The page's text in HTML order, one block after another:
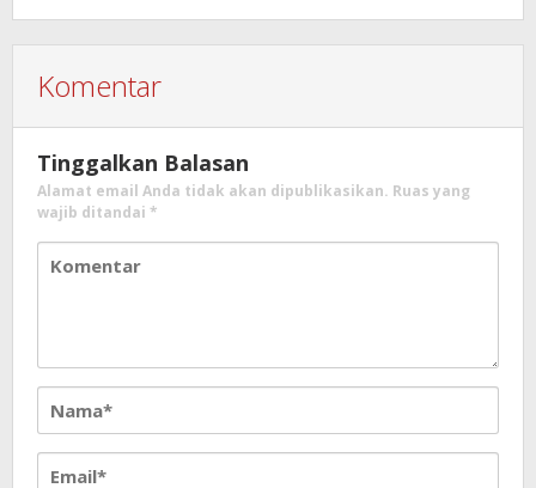
Komentar
Tinggalkan Balasan
Alamat email Anda tidak akan dipublikasikan. Ruas yang
wajib ditandai *